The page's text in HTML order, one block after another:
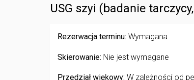
USG szyi (badanie
Rezerwacja terminu: Wymagana
Skierowanie: Nie jest wymagane
Przedział wiekowy: W zależności od